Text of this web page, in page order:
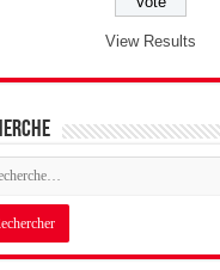
View Results